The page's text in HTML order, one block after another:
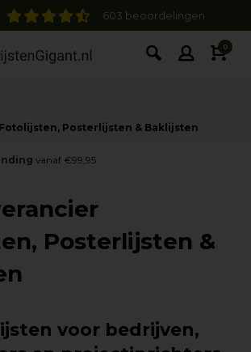
603 beoordelingen
0
Posterlijsten & Baklijsten
vanaf €99,95
Posterlijsten &
voor bedrijven,